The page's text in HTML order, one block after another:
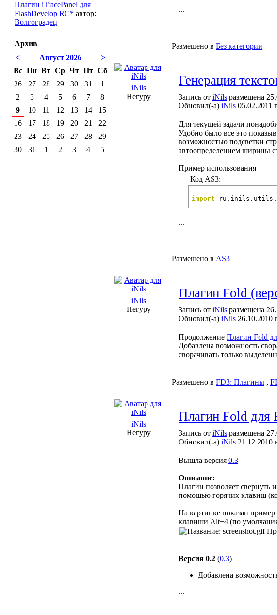
...
Размещено в Без категории
iNils
Негуру
Генерация
Запись от iNils размещена
Обновил(-а) iNils 05.02.2011
Для текущей задачи
Удобно было все это
возможностью подсветки
автоопределением ширины
Пример использования
Код AS3:
import
...
Размещено в AS3
iNils
Негуру
Плагин Fold
Запись от iNils размещена
Обновил(-а) iNils 26.10.2010
Продолжение Плагин Fold
Добавлена возможность
сворачивать только
Размещено в FD3: Плагины ,
iNils
Негуру
Плагин Fold для
Запись от iNils размещена
Обновил(-а) iNils 21.12.2010
Вышла версия 0.3
Описание:
Плагин позволяет свернуть
помощью горячих клавиш
На картинке показан
клавиши Alt+4 (по
Версия 0.2 (0.3)
Добавлена
...
Плагин iTracePanel для
FlashDevelop RC* автор:
Волгоградец
Архив
<
>
Август 2026
Вс Пн Вт Ср Чт Пт Сб
26
27 28 29 30 31
1
2
3 4 5 6 7
8
9
10 11 12 13 14
15
16
17 18 19 20 21
22
23
24 25 26 27 28
29
30
31 1 2 3 4 5